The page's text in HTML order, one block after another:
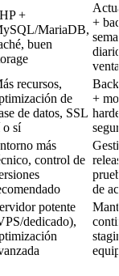
+
MariaDB,
buen
+
recursos,
de
de datos, SSL
o sí
+
más
control de
de
potente
dedicado),